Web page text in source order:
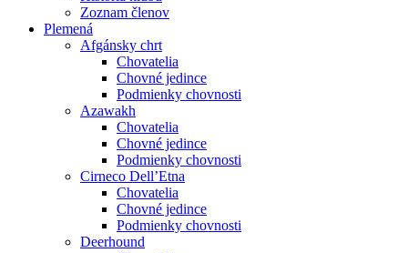
Zoznam členov
Plemená
Afgánsky chrt
Chovatelia
Chovné jedince
Podmienky chovnosti
Azawakh
Chovatelia
Chovné jedince
Podmienky chovnosti
Cirneco Dell’Etna
Chovatelia
Chovné jedince
Podmienky chovnosti
Deerhound